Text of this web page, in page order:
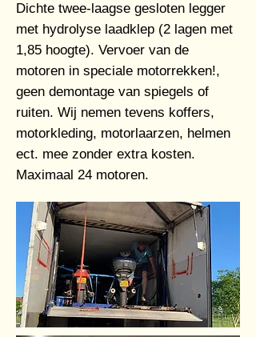
Dichte twee-laagse gesloten legger
met hydrolyse laadklep (2 lagen met
1,85 hoogte). Vervoer van de
motoren in speciale motorrekken!,
geen demontage van spiegels of
ruiten. Wij nemen tevens koffers,
motorkleding, motorlaarzen, helmen
ect. mee zonder extra kosten.
Maximaal 24 motoren.